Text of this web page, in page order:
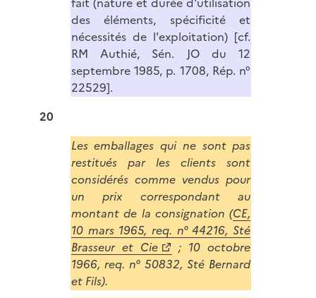
des éléments, spécificité et
nécessités de l'exploitation) [cf.
RM Authié, Sén. JO du 12
septembre 1985, p. 1708, Rép. n°
22529].
20
Les emballages qui ne sont pas
restitués par les clients sont
considérés comme vendus pour
un prix correspondant au
montant de la consignation (CE,
10 mars 1965, req. n° 44216, Sté
Brasseur et Cie
; 10 octobre
1966, req. n° 50832, Sté Bernard
et Fils).